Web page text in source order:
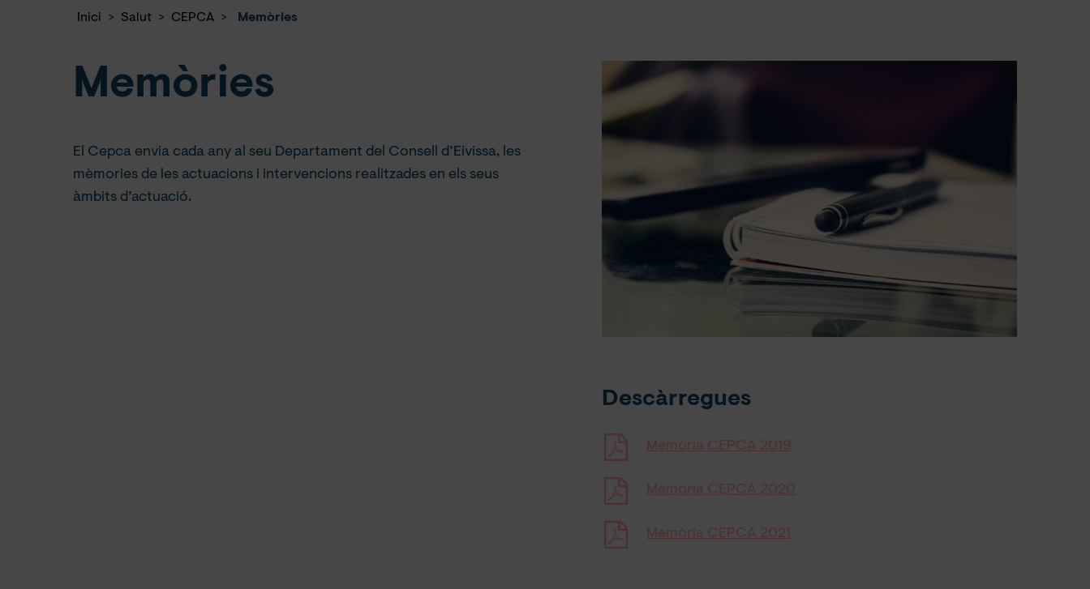
Inici > Salut > CEPCA > Memòries
Memòries
El Cepca envia cada any al seu Departament del Consell d’Eivissa, les
mèmories de les actuacions i intervencions realitzades en els seus
àmbits d’actuació.
Descàrregues
Memòria CEPCA 2019
Memòria CEPCA 2020
Memòria CEPCA 2021